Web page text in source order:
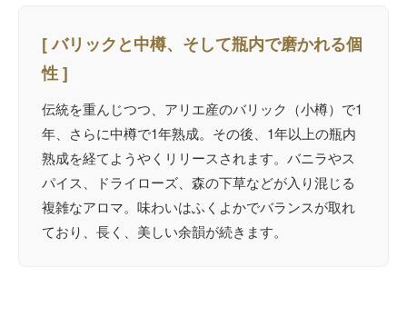
[ バリックと中樽、そして瓶内で磨かれる個
性 ]
伝統を重んじつつ、アリエ産のバリック（小樽）で1
年、さらに中樽で1年熟成。その後、1年以上の瓶内
熟成を経てようやくリリースされます。バニラやス
パイス、ドライローズ、森の下草などが入り混じる
複雑なアロマ。味わいはふくよかでバランスが取れ
ており、長く、美しい余韻が続きます。